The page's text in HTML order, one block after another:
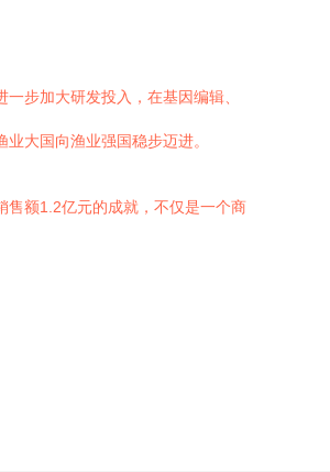
步加大研发投入，在基因编辑、
大国向渔业强国稳步迈进。
售额1.2亿元的成就，不仅是一个商